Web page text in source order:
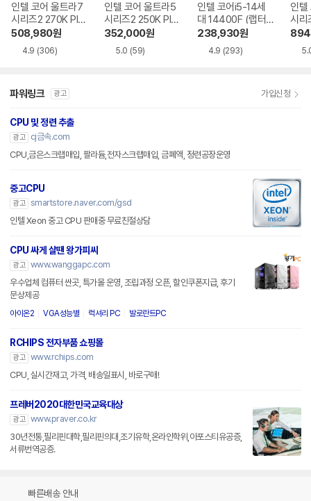
인텔 코어 울트라7
시리즈2 270K Plu
s (애로우레이크 리
프레시)
508,980원
4.9 (306)
인텔 코어 울트라5
시리즈2 250K Plu
s (애로우레이크 리
프레시)
352,000원
5.0 (59)
인텔 코어i5-14세
대 14400F (랩터
레이크 리프레시)
238,930원
4.9 (293)
인텔
시리
로우
파워링크 광고 가입신청
CPU 및 정련 추출
광고
cj금속.com
CPU,금은스크랩매입, 팔라듐,전자스크랩매입, 금폐액, 정련공장운영
중고CPU
광고 smartstore.naver.com/gsd
인텔 Xeon 중고 CPU 판매중 무료친절상담
CPU 싸게 살땐 왕가피씨
광고 www.wanggapc.com
우수업체 컴퓨터 싼곳, 특가몰 운영, 조립과정 오픈, 할인쿠폰지급, 후기
문상제공
아이온2 VGA성능별 럭셔리 PC 발로란트PC
RCHIPS 전자부품 쇼핑몰
광고 www.rchips.com
CPU, 실시간재고, 가격, 배송일표시, 바로구매!
프레버2020대한민국교육대상
광고 www.praver.co.kr
30년전통,필리핀대학,필리핀의대,조기유학,온라인학위,아포스티유공증,
서류번역공증.
빠른배송 안내